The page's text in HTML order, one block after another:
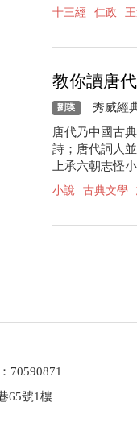
十三經 仁政
教你讀唐
劉瑛 秀威經
唐代乃中國古
詩；唐代詞人
上承六朝志怪
小說 古典文學
70590871
65號1樓